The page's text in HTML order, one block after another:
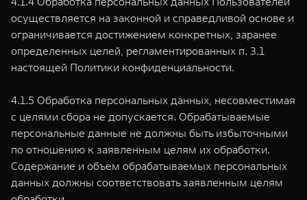
осуществляется на законной и справедливой основе и
ограничивается достижением конкретных, заранее
определенных целей, регламентированных п. 3.1
настоящей Политики конфиденциальности.
4.1.5 Обработка персональных данных, несовместимая
с целями сбора не допускается. Обрабатываемые
персональные данные не должны быть избыточными
по отношению к заявленным целям их обработки.
Содержание и объем обрабатываемых персональных
данных должны соответствовать заявленным целям